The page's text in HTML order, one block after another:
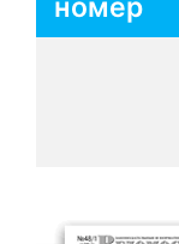
номер